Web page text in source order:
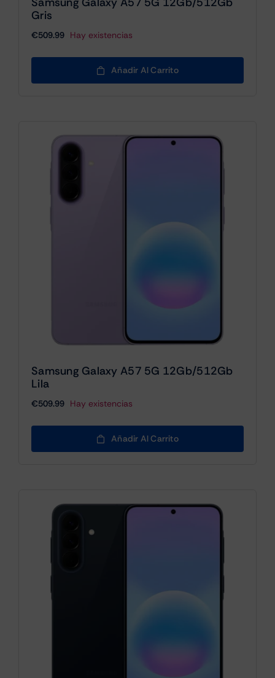
Gris
€509.99 Hay existencias
Añadir Al Carrito
Samsung Galaxy A57 5G 12Gb/512Gb
Lila
€509.99 Hay existencias
Añadir Al Carrito